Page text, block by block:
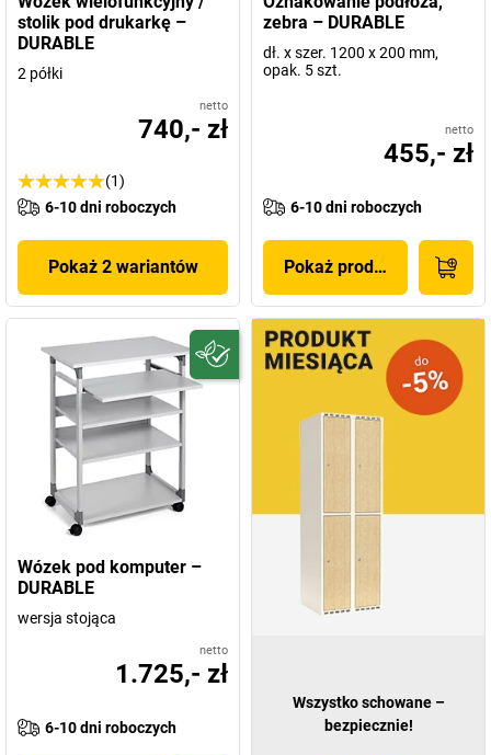
stolik pod drukarkę –
DURABLE
2 półki
netto
740,- zł
(1)
6-10 dni roboczych
Pokaż 2 wariantów
zebra – DURABLE
dł. x szer. 1200 x 200 mm,
opak. 5 szt.
netto
455,- zł
6-10 dni roboczych
Pokaż produkt
Wózek pod komputer –
DURABLE
wersja stojąca
netto
1.725,- zł
6-10 dni roboczych
Wszystko schowane –
bezpiecznie!